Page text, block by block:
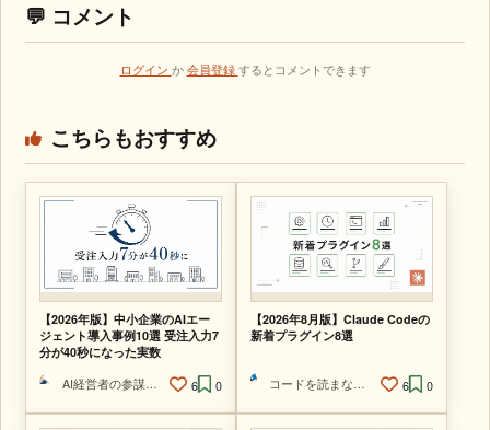
💬 コメント
ログイン か 会員登録 するとコメントできます
こちらもおすすめ
【2026年版】中小企業のAIエー
ジェント導入事例10選 受注入力7
分が40秒になった実数
6 0
【2026年8月版】Claude Codeの
新着プラグイン8選
6 0